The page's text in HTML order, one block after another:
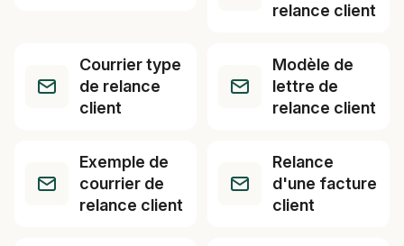
relance client
Courrier type
de relance
client
Modèle de
lettre de
relance client
Exemple de
courrier de
relance client
Relance
d'une facture
client